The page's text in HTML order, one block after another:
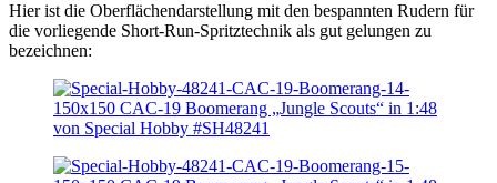
Hier ist die Oberflächendarstellung mit den bespannten Rudern für
die vorliegende Short-Run-Spritztechnik als gut gelungen zu
bezeichnen: